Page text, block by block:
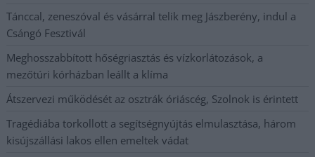
Tánccal, zeneszóval és vásárral telik meg Jászberény, indul a
Csángó Fesztivál
Meghosszabbított hőségriasztás és vízkorlátozások, a
mezőtúri kórházban leállt a klíma
Átszervezi működését az osztrák óriáscég, Szolnok is érintett
Tragédiába torkollott a segítségnyújtás elmulasztása, három
kisújszállási lakos ellen emeltek vádat